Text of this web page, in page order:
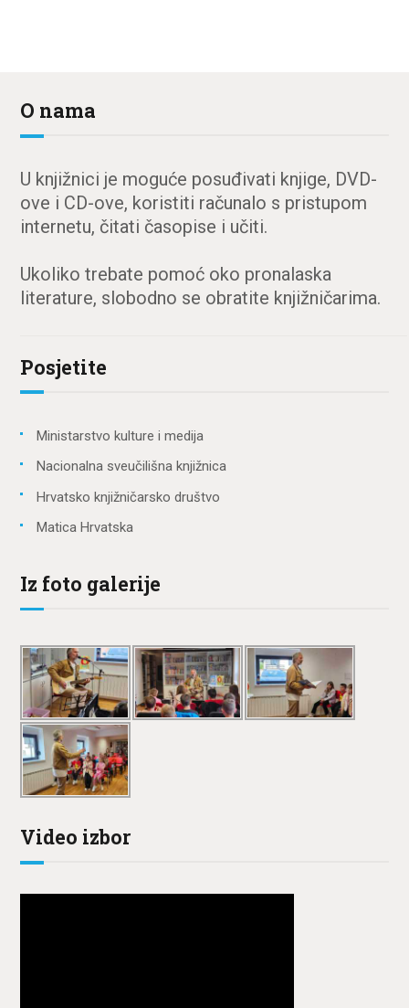
O nama
U knjižnici je moguće posuđivati knjige, DVD-
ove i CD-ove, koristiti računalo s pristupom
internetu, čitati časopise i učiti.
Ukoliko trebate pomoć oko pronalaska
literature, slobodno se obratite knjižničarima.
Posjetite
Ministarstvo kulture i medija
Nacionalna sveučilišna knjižnica
Hrvatsko knjižničarsko društvo
Matica Hrvatska
Iz foto galerije
Video izbor